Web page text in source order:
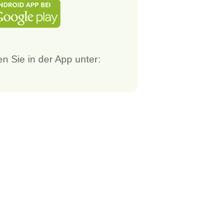
Sie in der App unter: